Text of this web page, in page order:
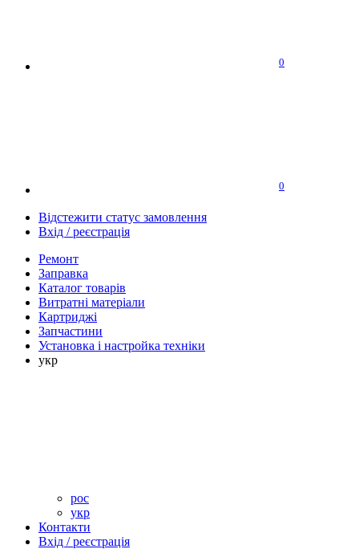
0
0
Відстежити статус замовлення
Вхід / реєстрація
Ремонт
Заправка
Каталог товарів
Витратні матеріали
Картриджі
Запчастини
Установка і настройка техніки
укр
рос
укр
Контакти
Вхід / реєстрація